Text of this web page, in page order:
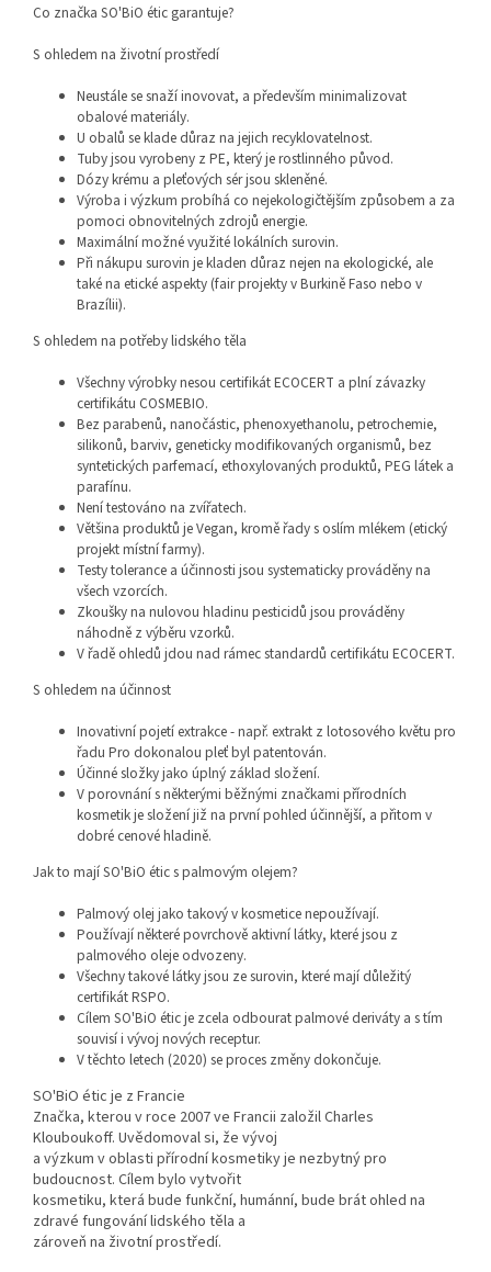
Co značka SO'BiO étic garantuje?
S ohledem na životní prostředí
Neustále se snaží inovovat, a především minimalizovat
obalové materiály.
U obalů se klade důraz na jejich recyklovatelnost.
Tuby jsou vyrobeny z PE, který je rostlinného původ.
Dózy krému a pleťových sér jsou skleněné.
Výroba i výzkum probíhá co nejekologičtějším způsobem a za
pomoci obnovitelných zdrojů energie.
Maximální možné využité lokálních surovin.
Při nákupu surovin je kladen důraz nejen na ekologické, ale
také na etické aspekty (fair projekty v Burkině Faso nebo v
Brazílii).
S ohledem na potřeby lidského těla
Všechny výrobky nesou certifikát ECOCERT a plní závazky
certifikátu COSMEBIO.
Bez parabenů, nanočástic, phenoxyethanolu, petrochemie,
silikonů, barviv, geneticky modifikovaných organismů, bez
syntetických parfemací, ethoxylovaných produktů, PEG látek a
parafínu.
Není testováno na zvířatech.
Většina produktů je Vegan, kromě řady s oslím mlékem (etický
projekt místní farmy).
Testy tolerance a účinnosti jsou systematicky prováděny na
všech vzorcích.
Zkoušky na nulovou hladinu pesticidů jsou prováděny
náhodně z výběru vzorků.
V řadě ohledů jdou nad rámec standardů certifikátu ECOCERT.
S ohledem na účinnost
Inovativní pojetí extrakce - např. extrakt z lotosového květu pro
řadu Pro dokonalou pleť byl patentován.
Účinné složky jako úplný základ složení.
V porovnání s některými běžnými značkami přírodních
kosmetik je složení již na první pohled účinnější, a přitom v
dobré cenové hladině.
Jak to mají SO'BiO étic s palmovým olejem?
Palmový olej jako takový v kosmetice nepoužívají.
Používají některé povrchově aktivní látky, které jsou z
palmového oleje odvozeny.
Všechny takové látky jsou ze surovin, které mají důležitý
certifikát RSPO.
Cílem SO'BiO étic je zcela odbourat palmové deriváty a s tím
souvisí i vývoj nových receptur.
V těchto letech (2020) se proces změny dokončuje.
SO'BiO étic je z Francie
Značka, kterou v roce 2007 ve Francii založil Charles
Klouboukoff. Uvědomoval si, že vývoj
a výzkum v oblasti přírodní kosmetiky je nezbytný pro
budoucnost. Cílem bylo vytvořit
kosmetiku, která bude funkční, humánní, bude brát ohled na
zdravé fungování lidského těla a
zároveň na životní prostředí.